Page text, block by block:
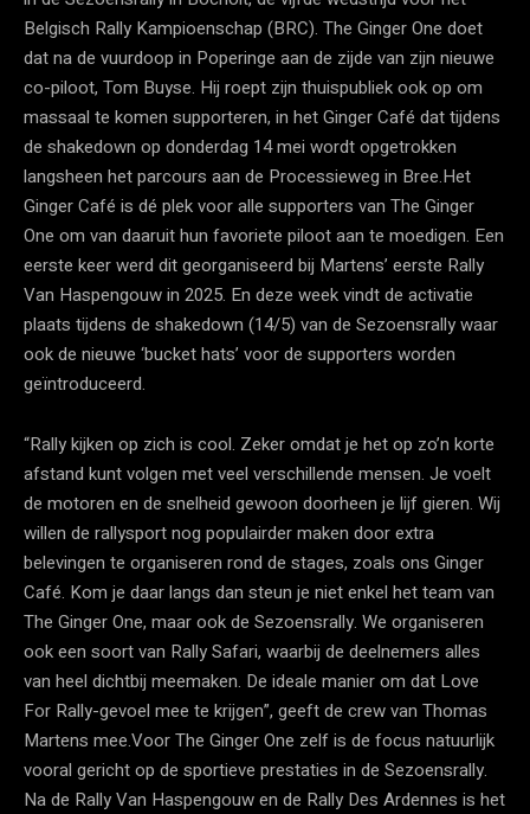
Belgisch Rally Kampioenschap (BRC). The Ginger One doet
dat na de vuurdoop in Poperinge aan de zijde van zijn nieuwe
co-piloot, Tom Buyse. Hij roept zijn thuispubliek ook op om
massaal te komen supporteren, in het Ginger Café dat tijdens
de shakedown op donderdag 14 mei wordt opgetrokken
langsheen het parcours aan de Processieweg in Bree.Het
Ginger Café is dé plek voor alle supporters van The Ginger
One om van daaruit hun favoriete piloot aan te moedigen. Een
eerste keer werd dit georganiseerd bij Martens’ eerste Rally
Van Haspengouw in 2025. En deze week vindt de activatie
plaats tijdens de shakedown (14/5) van de Sezoensrally waar
ook de nieuwe ‘bucket hats’ voor de supporters worden
geïntroduceerd.
“Rally kijken op zich is cool. Zeker omdat je het op zo’n korte
afstand kunt volgen met veel verschillende mensen. Je voelt
de motoren en de snelheid gewoon doorheen je lijf gieren. Wij
willen de rallysport nog populairder maken door extra
belevingen te organiseren rond de stages, zoals ons Ginger
Café. Kom je daar langs dan steun je niet enkel het team van
The Ginger One, maar ook de Sezoensrally. We organiseren
ook een soort van Rally Safari, waarbij de deelnemers alles
van heel dichtbij meemaken. De ideale manier om dat Love
For Rally-gevoel mee te krijgen”, geeft de crew van Thomas
Martens mee.Voor The Ginger One zelf is de focus natuurlijk
vooral gericht op de sportieve prestaties in de Sezoensrally.
Na de Rally Van Haspengouw en de Rally Des Ardennes is het